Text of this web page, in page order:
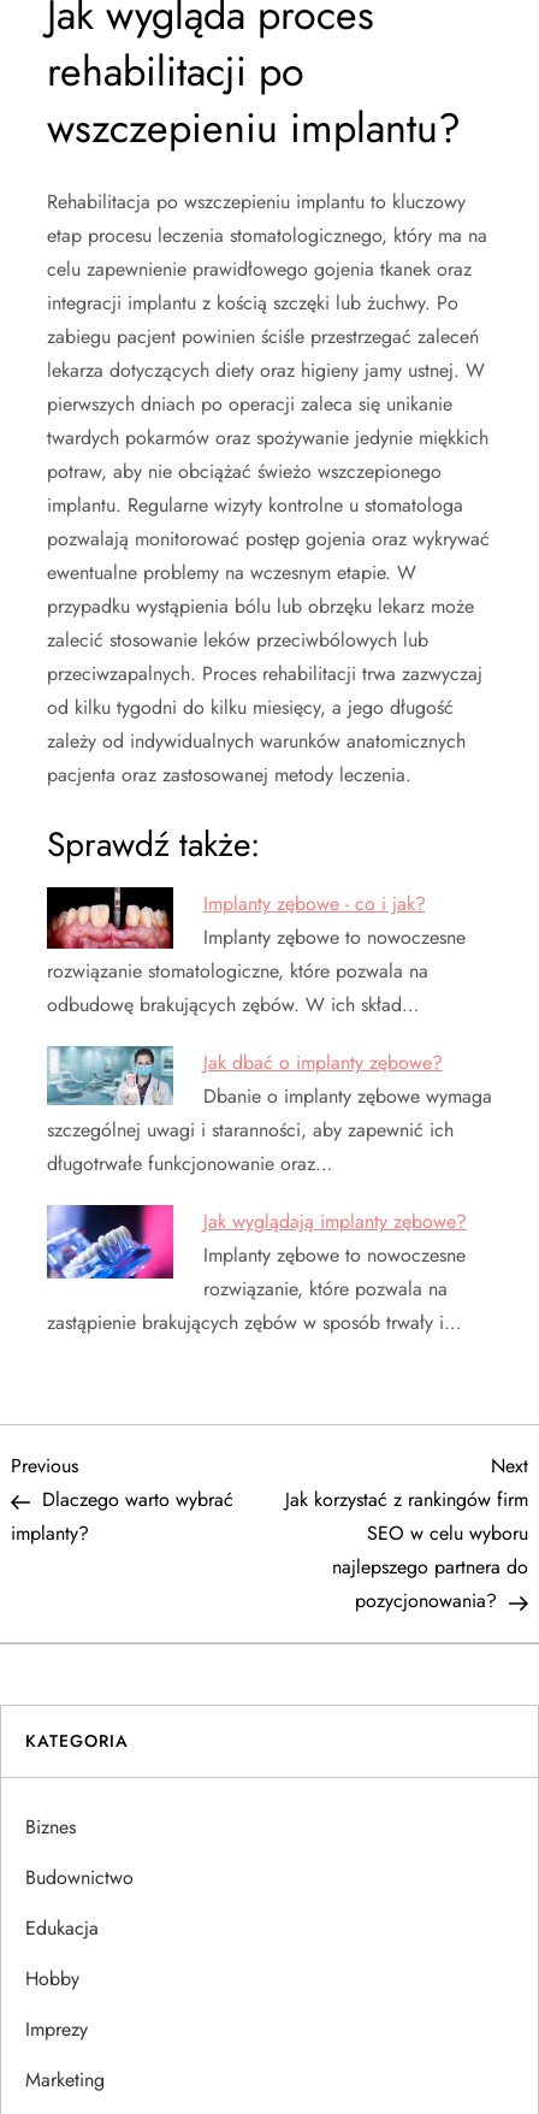
Jak wygląda proces
rehabilitacji po
wszczepieniu implantu?
Rehabilitacja po wszczepieniu implantu to kluczowy
etap procesu leczenia stomatologicznego, który ma na
celu zapewnienie prawidłowego gojenia tkanek oraz
integracji implantu z kością szczęki lub żuchwy. Po
zabiegu pacjent powinien ściśle przestrzegać zaleceń
lekarza dotyczących diety oraz higieny jamy ustnej. W
pierwszych dniach po operacji zaleca się unikanie
twardych pokarmów oraz spożywanie jedynie miękkich
potraw, aby nie obciążać świeżo wszczepionego
implantu. Regularne wizyty kontrolne u stomatologa
pozwalają monitorować postęp gojenia oraz wykrywać
ewentualne problemy na wczesnym etapie. W
przypadku wystąpienia bólu lub obrzęku lekarz może
zalecić stosowanie leków przeciwbólowych lub
przeciwzapalnych. Proces rehabilitacji trwa zazwyczaj
od kilku tygodni do kilku miesięcy, a jego długość
zależy od indywidualnych warunków anatomicznych
pacjenta oraz zastosowanej metody leczenia.
Sprawdź także:
Implanty zębowe - co i jak?
Implanty zębowe to nowoczesne
rozwiązanie stomatologiczne, które pozwala na
odbudowę brakujących zębów. W ich skład…
Jak dbać o implanty zębowe?
Dbanie o implanty zębowe wymaga
szczególnej uwagi i staranności, aby zapewnić ich
długotrwałe funkcjonowanie oraz…
Jak wyglądają implanty zębowe?
Implanty zębowe to nowoczesne
rozwiązanie, które pozwala na
zastąpienie brakujących zębów w sposób trwały i…
N
a
i
g
a
c
a
w
p
Previous
Post
Previous
Dlaczego warto wybrać
implanty?
Next
Jak korzystać z rankingów firm
SEO w celu wyboru
najlepszego partnera do
pozycjonowania?
KATEGORIA
Biznes
Budownictwo
Edukacja
Hobby
Imprezy
Marketing